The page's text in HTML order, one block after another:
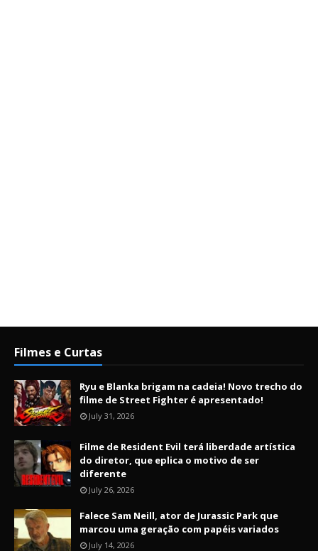
Filmes e Curtas
Ryu e Blanka brigam na cadeia! Novo trecho do
filme de Street Fighter é apresentado!
July 31, 2026
Filme de Resident Evil terá liberdade artística
do diretor, que eplica o motivo de ser
diferente
July 26, 2026
Falece Sam Neill, ator de Jurassic Park que
marcou uma geração com papéis variados
July 14, 2026